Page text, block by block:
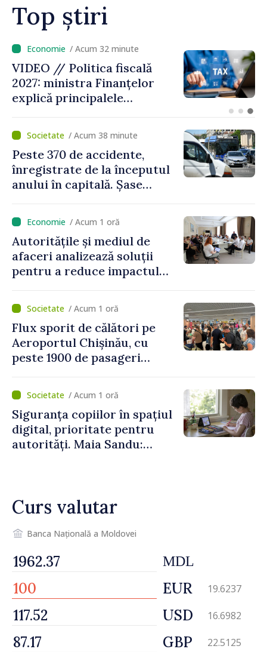
calitative și infrastructură
modernizată”
Top știri
/ Acum 9 minute
VIDEO // Moldelectrica:
consumatorii finali nu au
fost afectați în urma
Dnestrovsk. Lucrările de
reparație vor fi efectuate în
regim prioritar
/ Acum 38 minute
Peste 370 de accidente,
înregistrate de la începutul
anului în capitală. Șase
/ Acum 1 oră
Autoritățile și mediul de
afaceri analizează soluții
pentru a reduce impactul
asupra economiei
/ Acum 1 oră
Flux sporit de călători pe
Aeroportul Chișinău, cu
peste 1900 de pasageri
de vârf a concediilor
/ Acum 1 oră
Siguranța copiilor în spațiul
digital, prioritate pentru
autorități. Maia Sandu:
Curs valutar
Banca Națională a Moldovei
MDL
EUR 19.6237
USD 16.6982
GBP 22.5125